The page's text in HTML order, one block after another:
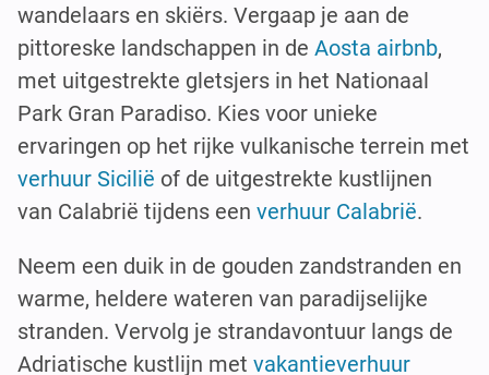
wandelaars en skiërs. Vergaap je aan de
pittoreske landschappen in de Aosta airbnb,
met uitgestrekte gletsjers in het Nationaal
Park Gran Paradiso. Kies voor unieke
ervaringen op het rijke vulkanische terrein met
verhuur Sicilië of de uitgestrekte kustlijnen
van Calabrië tijdens een verhuur Calabrië.
Neem een duik in de gouden zandstranden en
warme, heldere wateren van paradijselijke
stranden. Vervolg je strandavontuur langs de
Adriatische kustlijn met vakantieverhuur